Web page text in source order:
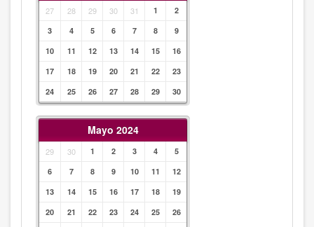
27 28 29 30 31 1
2
3
4 5 6 7 8
9
10
11 12 13 14 15
16
17
18 19 20 21 22
23
24
25 26 27 28 29 30
Mayo 2024
29 30 1 2 3 4
5
6
7 8 9 10 11
12
13
14 15 16 17 18
19
20
21 22 23 24 25
26